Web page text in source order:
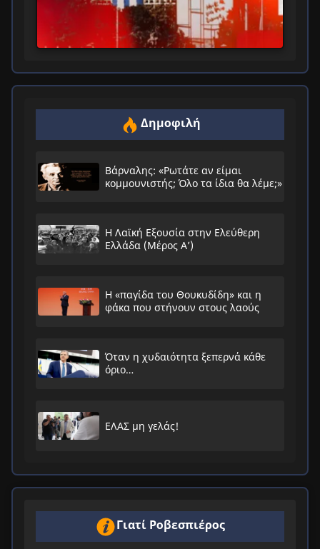
Δημοφιλή
Βάρναλης: «Ρωτάτε αν είμαι
κομμουνιστής; Όλο τα ίδια θα λέμε;»
Η Λαϊκή Εξουσία στην Ελεύθερη
Ελλάδα (Μέρος Α’)
Η «παγίδα του Θουκυδίδη» και η
φάκα που στήνουν στους λαούς
Όταν η χυδαιότητα ξεπερνά κάθε
όριο…
ΕΛΑΣ μη γελάς!
Γιατί Ροβεσπιέρος